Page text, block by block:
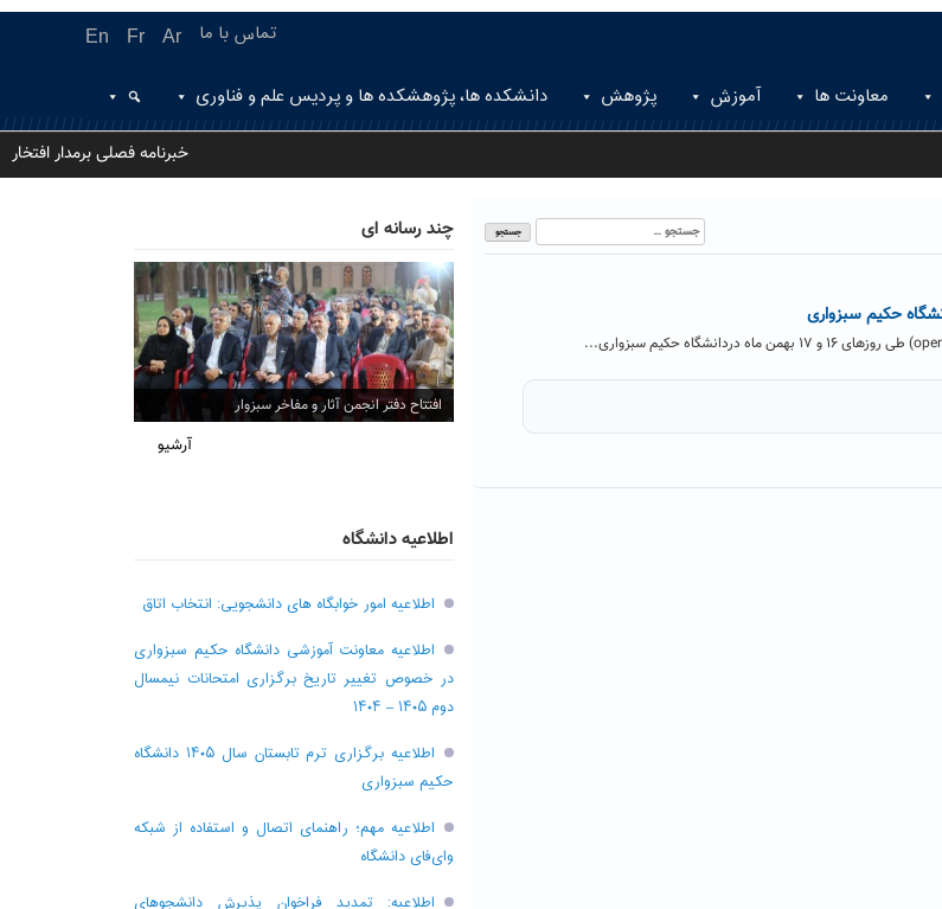
En Fr Ar تماس با ما
معاونت ها آموزش پژوهش دانشکده ها، پژوهشکده ها و پردیس علم و فناوری
خبرنامه فصلی برمدار افتخار
جستجو
برای:
چند رسانه ای
افتتاح دفتر انجمن آثار و مفاخر سبزوار
آرشیو
اطلاعیه دانشگاه
اطلاعیه امور خوابگاه های دانشجویی: انتخاب اتاق
اطلاعیه معاونت آموزشی دانشگاه حکیم سبزواری
در خصوص تغییر تاریخ برگزاری امتحانات نیمسال
دوم ۱۴۰۵ – ۱۴۰۴
اطلاعیه برگزاری ترم تابستان سال ۱۴۰۵ دانشگاه
حکیم سبزواری
اطلاعیه مهم؛ راهنمای اتصال و استفاده از شبکه
وای‌فای دانشگاه
اطلاعیه: تمدید فراخوان پذیرش دانشجو‌های